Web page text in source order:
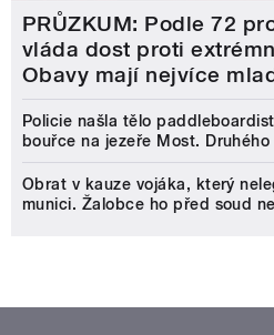
PRŮZKUM: Podle 72
vláda dost proti
Obavy mají nejvíce
Policie našla tělo
bouřce na jezeře Most.
Obrat v kauze vojáka, který
munici. Žalobce ho před soud